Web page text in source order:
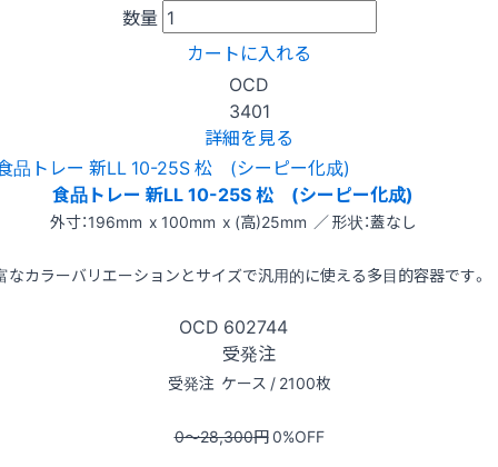
数量
カートに入れる
OCD
3401
詳細を見る
食品トレー 新LL 10-25S 松 (シーピー化成)
外寸：196mm x 100mm x (高)25mm ／ 形状：蓋なし
なカラーバリエーションとサイズで汎用的に使える多目的容器です。
OCD 602744
受発注
受発注 ケース / 2100枚
0〜28,300円0%OFF